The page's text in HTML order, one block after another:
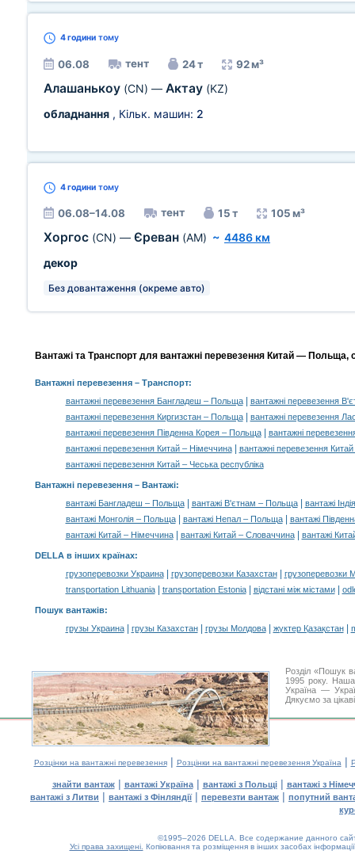
4 години тому
06.08 тент 24 т 92 м³
Алашанькоу (CN) — Актау (KZ)
обладнання , Кільк. машин: 2
4 години тому
06.08–14.08 тент 15 т 105 м³
Хоргос (CN) — Єреван (AM) ~ 4486 км
декор
Без довантаження (окреме авто)
Вантажі та Транспорт для вантажні перевезення Китай — Польща,
Вантажні перевезення– Транспорт:
вантажні перевезення Бангладеш – Польща|
вантажні перевезення
вантажні перевезення Киргизстан – Польща|
вантажні перевезення
вантажні перевезення Південна Корея – Польща|
вантажні
вантажні перевезення Китай – Німеччина|
вантажні перевезення
вантажні перевезення Китай – Чеська республіка
Вантажні перевезення – Вантажі:
вантажі Бангладеш – Польща| вантажі В'єтнам – Польща|
вантажі
вантажі Монголія – Польща| вантажі Непал – Польща|
вантажі
вантажі Китай – Німеччина| вантажі Китай – Словаччина| вантажі
DELLA в інших країнах:
грузоперевозки Украина| грузоперевозки Казахстан|
грузоперевозки
transportation Lithuania| transportation Estonia| відстані між містами|
Пошук вантажів:
грузы Украина| грузы Казахстан| грузы Молдова| жүктер Қазақстан|
Розділ «Пошук
1995 року. Наша
Україна —
Дякуємо за
Розцінки на вантажні перевезення| Розцінки на вантажні перевезення Україна |
знайти вантаж| вантажі Україна| вантажі з Польщі| вантажі з
вантажі з Литви | вантажі з Фінляндії| перевезти вантаж | попутний
©1995–2026 DELLA. Все содержание данного
Усі права захищені. Копіювання та розміщення в інших засобах